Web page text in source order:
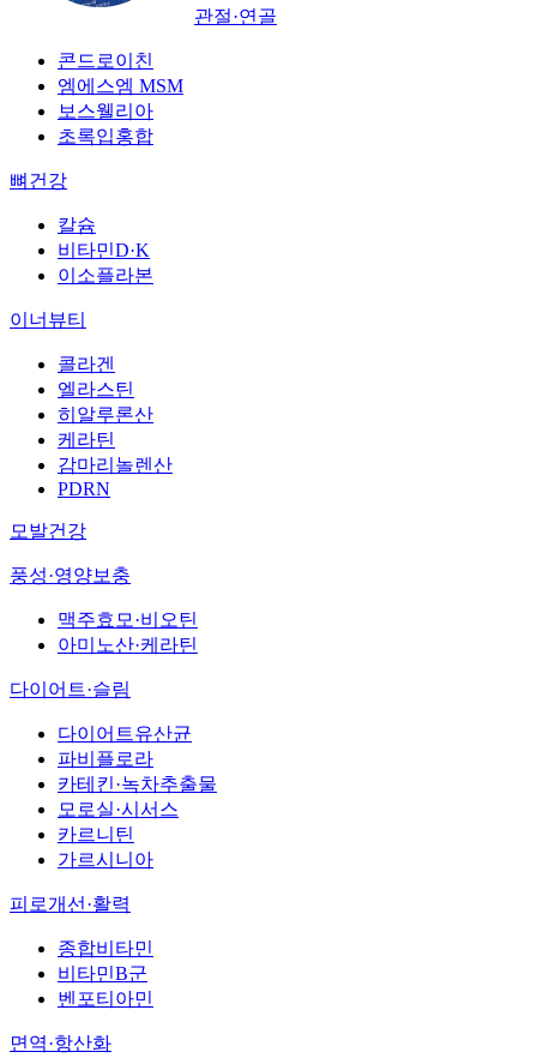
관절·연골
콘드로이친
엠에스엠 MSM
보스웰리아
초록입홍합
뼈건강
칼슘
비타민D·K
이소플라본
이너뷰티
콜라겐
엘라스틴
히알루론산
케라틴
감마리놀렌산
PDRN
모발건강
풍성·영양보충
맥주효모·비오틴
아미노산·케라틴
다이어트·슬림
다이어트유산균
파비플로라
카테킨·녹차추출물
모로실·시서스
카르니틴
가르시니아
피로개선·활력
종합비타민
비타민B군
벤포티아민
면역·항산화